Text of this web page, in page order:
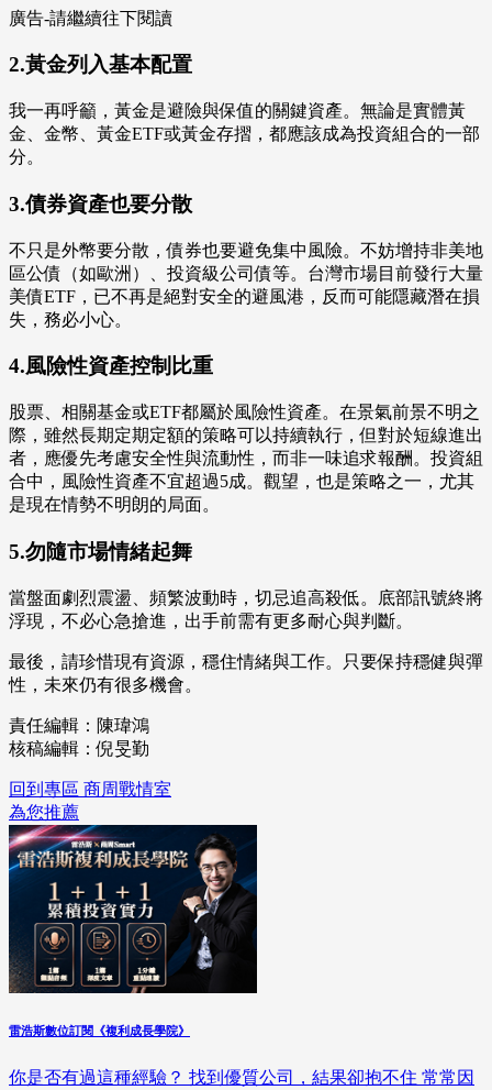
廣告-請繼續往下閱讀
2.黃金列入基本配置
我一再呼籲，黃金是避險與保值的關鍵資產。無論是實體黃
金、金幣、黃金ETF或黃金存摺，都應該成為投資組合的一部
分。
3.債券資產也要分散
不只是外幣要分散，債券也要避免集中風險。不妨增持非美地
區公債（如歐洲）、投資級公司債等。台灣市場目前發行大量
美債ETF，已不再是絕對安全的避風港，反而可能隱藏潛在損
失，務必小心。
4.風險性資產控制比重
股票、相關基金或ETF都屬於風險性資產。在景氣前景不明之
際，雖然長期定期定額的策略可以持續執行，但對於短線進出
者，應優先考慮安全性與流動性，而非一味追求報酬。投資組
合中，風險性資產不宜超過5成。觀望，也是策略之一，尤其
是現在情勢不明朗的局面。
5.勿隨市場情緒起舞
當盤面劇烈震盪、頻繁波動時，切忌追高殺低。底部訊號終將
浮現，不必心急搶進，出手前需有更多耐心與判斷。
最後，請珍惜現有資源，穩住情緒與工作。只要保持穩健與彈
性，未來仍有很多機會。
責任編輯：陳瑋鴻
核稿編輯：倪旻勤
回到專區 商周戰情室
為您推薦
雷浩斯數位訂閱《複利成長學院》
你是否有過這種經驗？ 找到優質公司，結果卻抱不住 常常因